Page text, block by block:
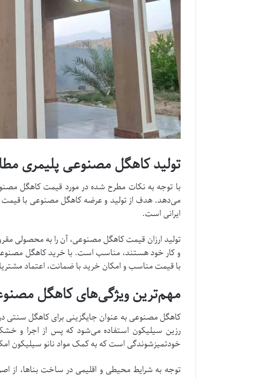
تولید کاهگل مصنوعی پلیمری
با توجه به نکات مطرح شده در مورد قیمت کاهگل
می‌دهد. هدف از تولید و عرضه کاهگل مصنوعی با
ایرانی است.
تولید ارزان قیمت کاهگل مصنوعی، آن را به محصولی
و کار خود هستند، مناسب است. با خرید کاهگل مصنوعی
با قیمت مناسب و امکان خرید با ضمانت، اعتماد
مهم‌ترین ویژگی‌های کاهگل
کاهگل مصنوعی به عنوان جایگزینی برای کاهگل سنتی
رزین سیلیکون استفاده می‌شود که پس از اجرا و
خودتمیزشوندگی است که به کمک مواد نانو سیلیکون
توجه به شرایط محیطی و اقلیمی در ساخت بناها، از